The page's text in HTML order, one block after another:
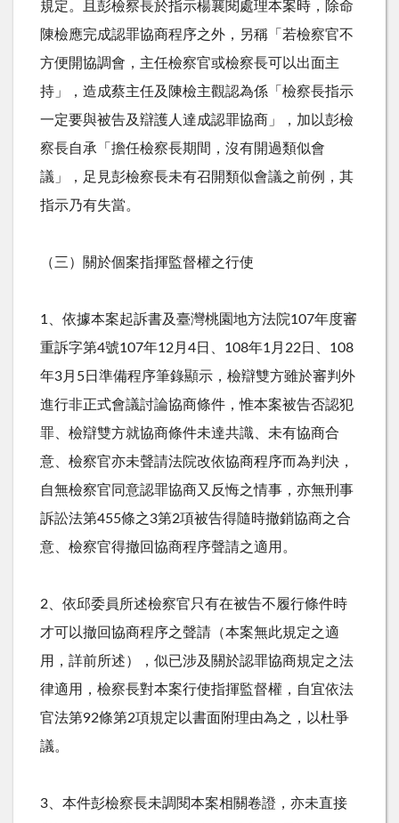
規定。且彭檢察長於指示楊襄閱處理本案時，除命
陳檢應完成認罪協商程序之外，另稱「若檢察官不
方便開協調會，主任檢察官或檢察長可以出面主
持」，造成蔡主任及陳檢主觀認為係「檢察長指示
一定要與被告及辯護人達成認罪協商」，加以彭檢
察長自承「擔任檢察長期間，沒有開過類似會
議」，足見彭檢察長未有召開類似會議之前例，其
指示乃有失當。
（三）關於個案指揮監督權之行使
1、依據本案起訴書及臺灣桃園地方法院107年度審
重訴字第4號107年12 月 4日、 108年1 月 22 日、 108
年3月 5日準備程序筆錄顯示，檢辯雙方雖於審判外
進行非正式會議討論協商條件，惟本案被告否認犯
罪、檢辯雙方就協商條件未達共識、未有協商合
意、檢察官亦未聲請法院改依協商程序而為判決，
自無檢察官同意認罪協商又反悔之情事，亦無刑事
訴訟法第455條之3第2項被告得隨時撤銷協商之合
意、檢察官得撤回協商程序聲請之適用。
2、依邱委員所述檢察官只有在被告不履行條件時
才可以撤回協商程序之聲請（本案無此規定之適
用，詳前所述），似已涉及關於認罪協商規定之法
律適用，檢察長對本案行使指揮監督權，自宜依法
官法第92條第2項規定以書面附理由為之，以杜爭
議。
3、本件彭檢察長未調閱本案相關卷證，亦未直接